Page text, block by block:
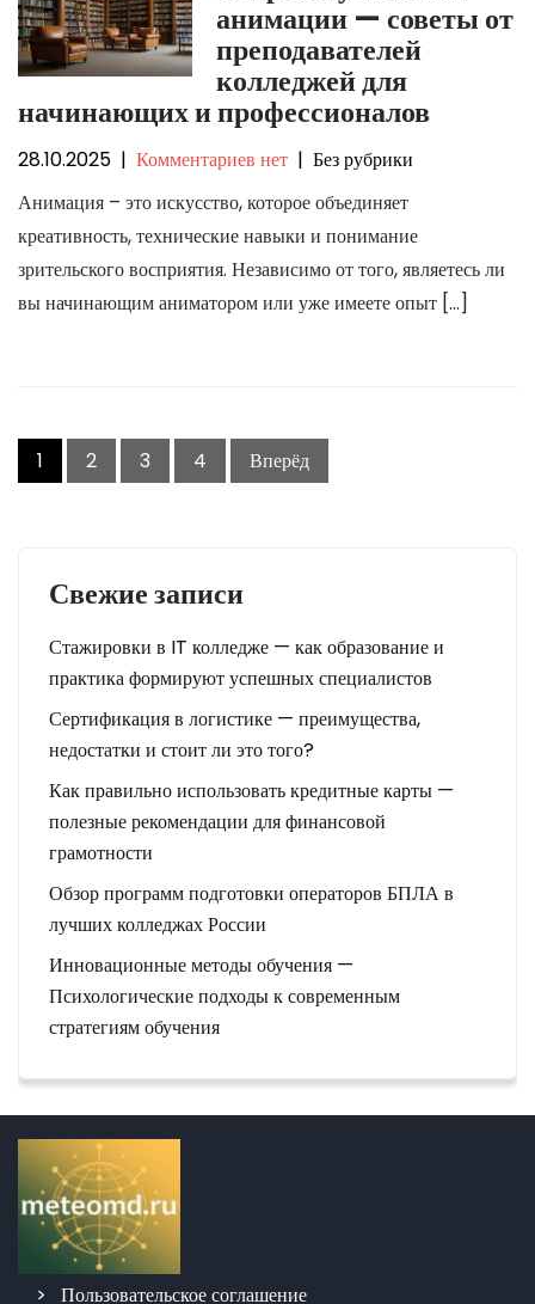
анимации — советы от
преподавателей
колледжей для
начинающих и профессионалов
28.10.2025 | Комментариев нет | Без рубрики
Анимация – это искусство, которое объединяет
креативность, технические навыки и понимание
зрительского восприятия. Независимо от того, являетесь ли
вы начинающим аниматором или уже имеете опыт […]
П
1 2 3 4 Вперёд
Свежие записи
Стажировки в IT колледже — как образование и
практика формируют успешных специалистов
Сертификация в логистике — преимущества,
недостатки и стоит ли это того?
Как правильно использовать кредитные карты —
полезные рекомендации для финансовой
грамотности
Обзор программ подготовки операторов БПЛА в
лучших колледжах России
Инновационные методы обучения —
Психологические подходы к современным
стратегиям обучения
Пользовательское соглашение